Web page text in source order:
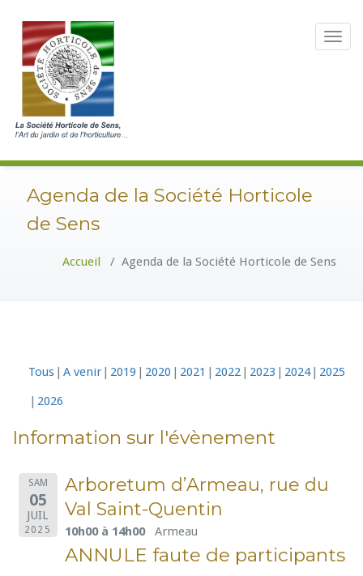
Toggle
Agenda de la Société Horticole
de Sens
Accueil / Agenda de la Société Horticole de Sens
Tous A venir 2019 2020 2021 2022 2023 2024
2025
2026
Information sur l'évènement
SAM
05
JUIL
2025
Arboretum d’Armeau, rue du
Val Saint-Quentin
10h00 à 14h00 Armeau
ANNULE faute de participants